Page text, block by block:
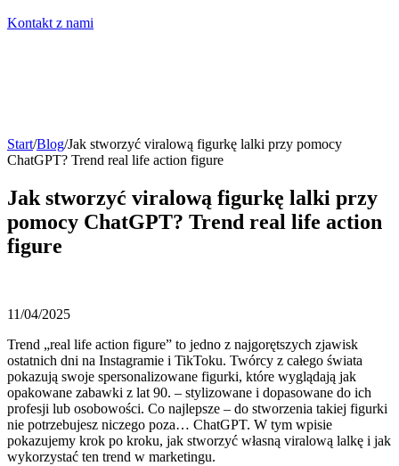
Kontakt z nami
Start/Blog/Jak stworzyć viralową figurkę lalki przy pomocy
ChatGPT? Trend real life action figure
Jak stworzyć viralową figurkę lalki przy
pomocy ChatGPT? Trend real life action
figure
11/04/2025
Trend „real life action figure” to jedno z najgorętszych zjawisk
ostatnich dni na Instagramie i TikToku. Twórcy z całego świata
pokazują swoje spersonalizowane figurki, które wyglądają jak
opakowane zabawki z lat 90. – stylizowane i dopasowane do ich
profesji lub osobowości. Co najlepsze – do stworzenia takiej figurki
nie potrzebujesz niczego poza… ChatGPT. W tym wpisie
pokazujemy krok po kroku, jak stworzyć własną viralową lalkę i jak
wykorzystać ten trend w marketingu.